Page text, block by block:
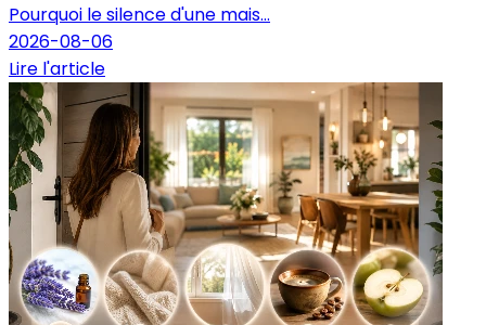
Pourquoi le silence d'une mais...
2026-08-06
Lire l'article